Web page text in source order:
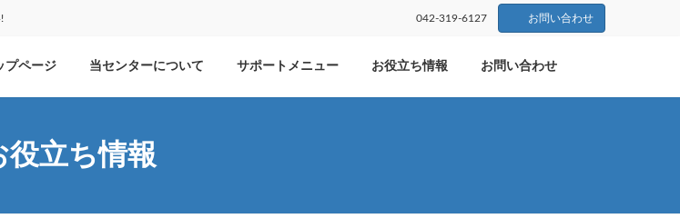
042-319-6127 お問い合わせ
プページ 当センターについて サポートメニュー お役立ち情報 お問い合わせ
役立ち情報